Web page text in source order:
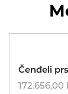
Nasleđe
Čenđeli
172.656,00